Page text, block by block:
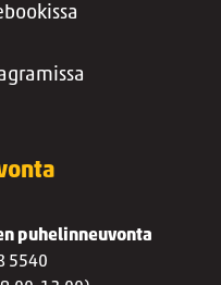
puhelinneuvonta
5540